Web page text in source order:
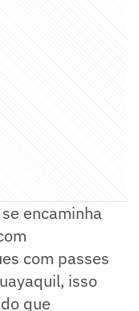
encaminha
com passes
isso
que